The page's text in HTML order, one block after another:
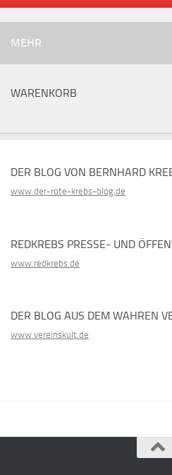
MEHR
WARENKORB
DER BLOG VON BERNHARD
www.der-rote-krebs-blog.de
REDKREBS PRESSE- UND
www.redkrebs.de
DER BLOG AUS DEM WAHREN
www.vereinskult.de